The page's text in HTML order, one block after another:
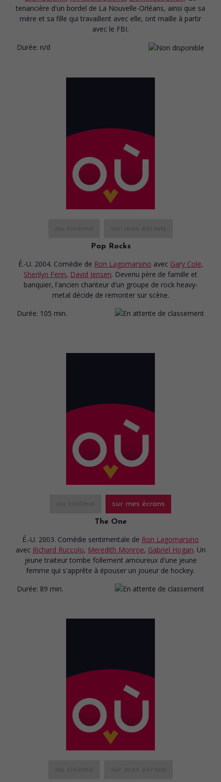
tenancière d'un bordel de La Nouvelle-Orléans, ainsi que sa
mère et sa fille qui travaillent avec elle, ont maille à partir
avec le FBI.
Durée: n/d
Pop Rocks
É.-U. 2004. Comédie de Ron Lagomarsino avec Gary Cole,
Sherilyn Fenn, David Jensen. Devenu père de famille et
banquier, l'ancien chanteur d'un groupe de rock heavy-
metal décide de remonter sur scène.
Durée: 105 min.
sur mes écrans
The One
É.-U. 2003. Comédie sentimentale de Ron Lagomarsino
avec Richard Ruccolo, Meredith Monroe, Gabriel Hogan. Un
jeune traiteur tombe follement amoureux d'une jeune
femme qui s'apprête à épouser un joueur de hockey.
Durée: 89 min.